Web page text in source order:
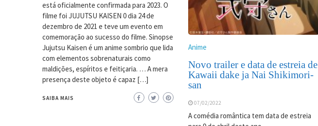
está oficialmente confirmada para 2023. O
filme foi JUJUTSU KAISEN 0 dia 24 de
dezembro de 2021 e teve um evento em
comemoração ao sucesso do filme. Sinopse
Jujutsu Kaisen é um anime sombrio que lida
com elementos sobrenaturais como
maldições, espíritos e feitiçaria. … A mera
presença deste objeto é capaz […]
SAIBA MAIS
Anime
Novo trailer e data de estreia de
Kawaii dake ja Nai Shikimori-
san
07/02/2022
A comédia romântica tem data de estreia